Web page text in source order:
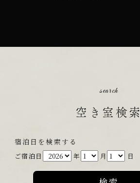
search
空き室検索
宿泊日を検索する
ご宿泊日 年 月 日